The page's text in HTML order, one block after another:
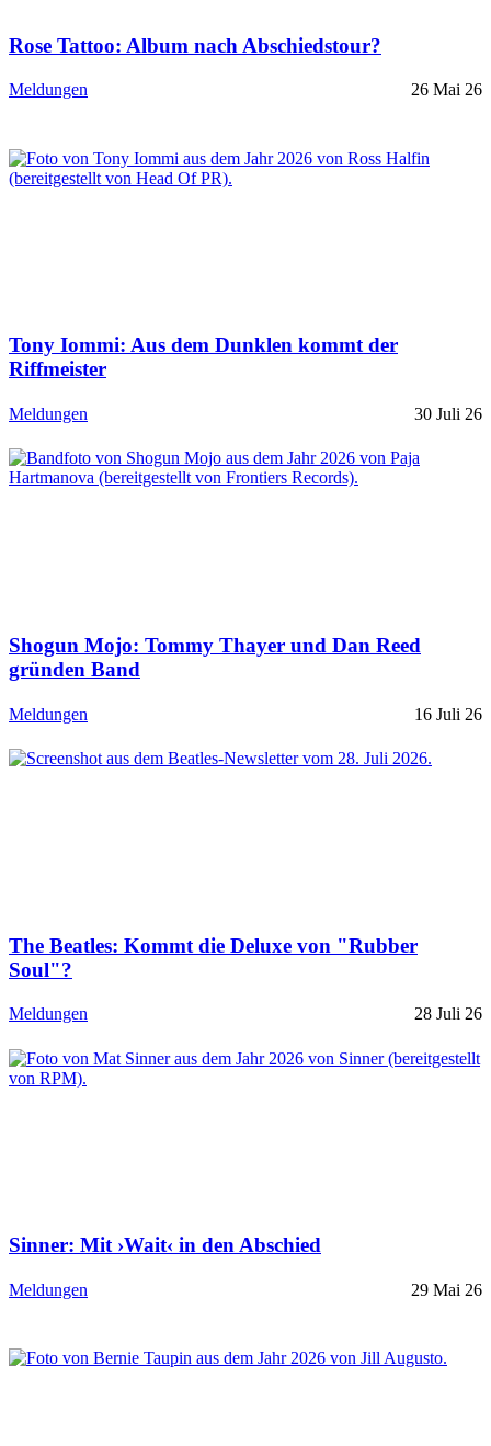
Rose Tattoo: Album nach Abschiedstour?
Meldungen 26 Mai 26
Tony Iommi: Aus dem Dunklen kommt der
Riffmeister
Meldungen 30 Juli 26
Shogun Mojo: Tommy Thayer und Dan Reed
gründen Band
Meldungen 16 Juli 26
The Beatles: Kommt die Deluxe von "Rubber
Soul"?
Meldungen 28 Juli 26
Sinner: Mit ›Wait‹ in den Abschied
Meldungen 29 Mai 26